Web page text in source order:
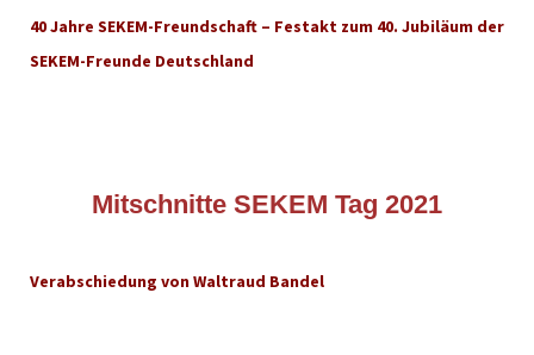
40 Jahre SEKEM-Freundschaft – Festakt zum 40. Jubiläum der
SEKEM-Freunde Deutschland
Mitschnitte SEKEM Tag 2021
Verabschiedung von Waltraud Bandel